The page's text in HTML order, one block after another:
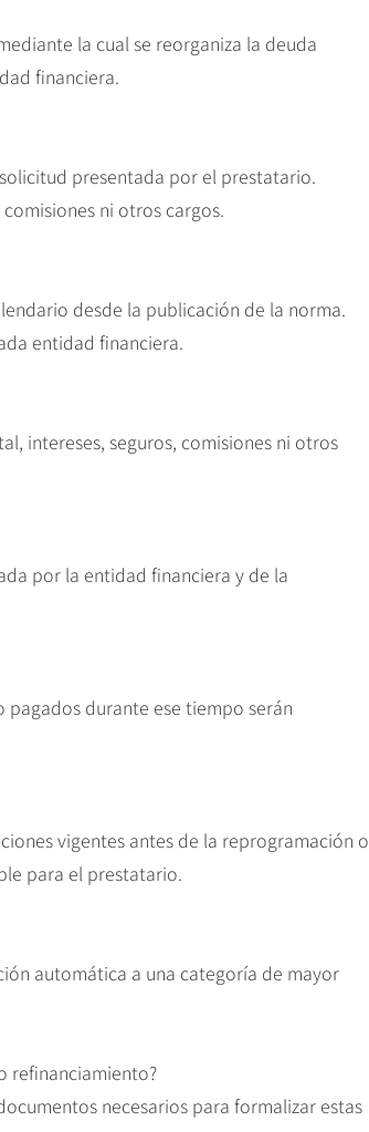
la cual se reorganiza la deuda
financiera.
presentada por el prestatario.
ni otros cargos.
desde la publicación de la norma.
entidad financiera.
intereses, seguros, comisiones ni otros
por la entidad financiera y de la
durante ese tiempo serán
vigentes antes de la reprogramación o
para el prestatario.
automática a una categoría de mayor
refinanciamiento?
necesarios para formalizar estas